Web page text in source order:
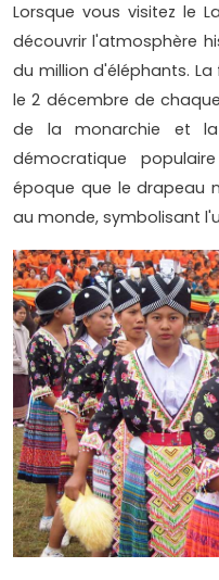
Lorsque vous visitez le
découvrir l'atmosphère
du million d'éléphants.
le 2 décembre de
de la monarchie et
démocratique
époque que le drapeau
au monde, symbolisant